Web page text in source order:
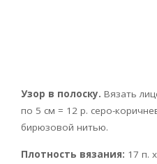
Узор в полоску. Вязать
по 5 см = 12 р. серо-
бирюзовой нитью.
Плотность вязания: 17 п.